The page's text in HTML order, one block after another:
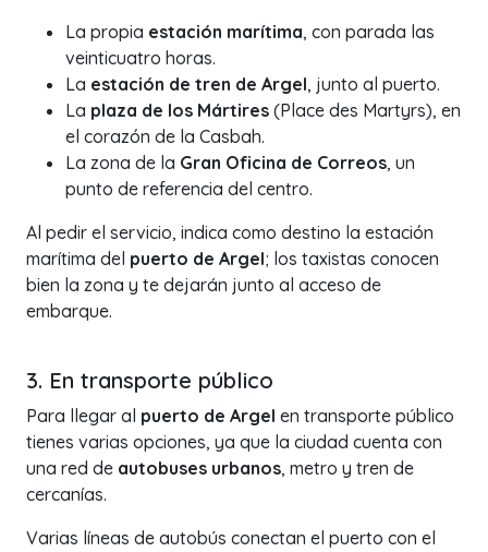
La propia estación marítima, con parada las
veinticuatro horas.
La estación de tren de Argel, junto al puerto.
La plaza de los Mártires (Place des Martyrs), en
el corazón de la Casbah.
La zona de la Gran Oficina de Correos, un
punto de referencia del centro.
Al pedir el servicio, indica como destino la estación
marítima del puerto de Argel; los taxistas conocen
bien la zona y te dejarán junto al acceso de
embarque.
3. En transporte público
Para llegar al puerto de Argel en transporte público
tienes varias opciones, ya que la ciudad cuenta con
una red de autobuses urbanos, metro y tren de
cercanías.
Varias líneas de autobús conectan el puerto con el